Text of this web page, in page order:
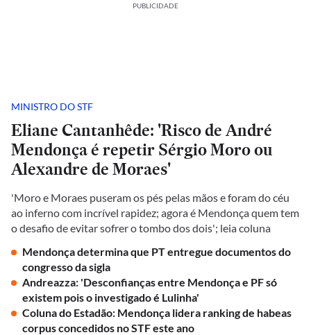
PUBLICIDADE
MINISTRO DO STF
Eliane Cantanhêde: 'Risco de André
Mendonça é repetir Sérgio Moro ou
Alexandre de Moraes'
'Moro e Moraes puseram os pés pelas mãos e foram do céu
ao inferno com incrível rapidez; agora é Mendonça quem tem
o desafio de evitar sofrer o tombo dos dois'; leia coluna
Mendonça determina que PT entregue documentos do
congresso da sigla
Andreazza: 'Desconfianças entre Mendonça e PF só
existem pois o investigado é Lulinha'
Coluna do Estadão: Mendonça lidera ranking de habeas
corpus concedidos no STF este ano